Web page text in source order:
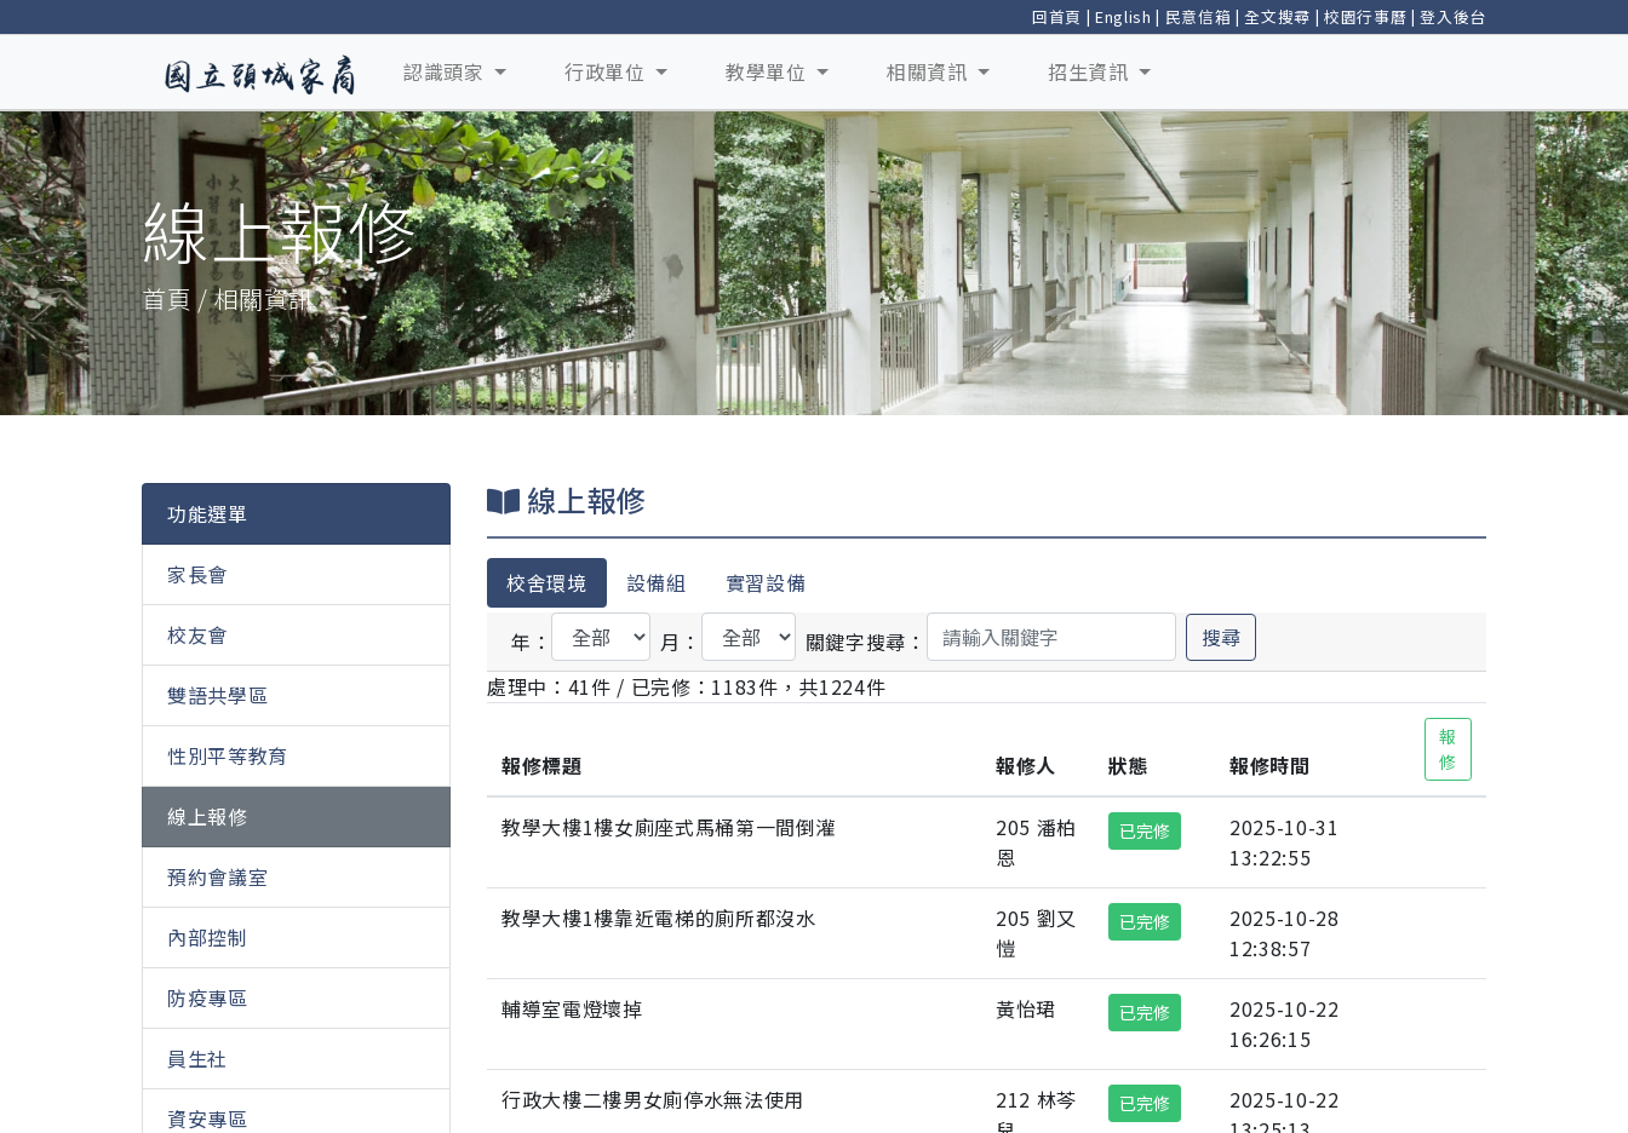
回首頁 | English | 民意信箱 |全文搜尋 | 校園行事曆 |登入後台
認識頭家 行政單位 教學單位 相關資訊 招生資訊
線上報修
首頁 / 相關資訊
功能選單
家長會
校友會
雙語共學區
性別平等教育
線上報修
預約會議室
內部控制
防疫專區
員生社
資安專區
線上報修
校舍環境 設備組 實習設備
年： 月： 關鍵字搜尋：
搜尋
處理中：41件 / 已完修：1183件，共1224件
報修標題 報修人 狀態 報修時間
報
修
教學大樓1樓女廁座式馬桶第一間倒灌
205 潘柏
恩
已完修
2025-10-31
13:22:55
教學大樓1樓靠近電梯的廁所都沒水
205 劉又
愷
已完修
2025-10-28
12:38:57
輔導室電燈壞掉 黃怡珺 已完修
2025-10-22
16:26:15
行政大樓二樓男女廁停水無法使用
212 林芩
已完修
2025-10-22